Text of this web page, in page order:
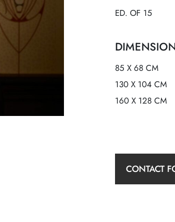
ED. OF 15
85 X 68 CM
130 X 104 CM
160 X 128 CM
CONTACT